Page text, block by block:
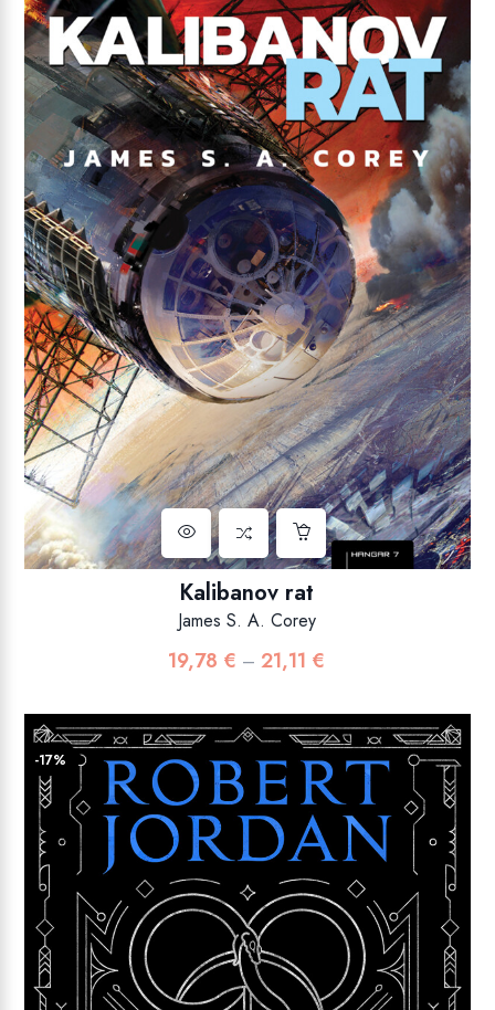
Kalibanov rat
James S. A. Corey
19,78 € – 21,11 €
od
19,78 €
do
21,11 €
-17%